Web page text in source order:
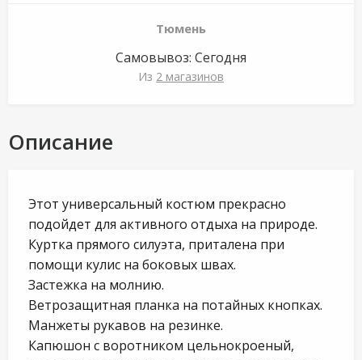
Тюмень
Самовывоз: Сегодня
Из 2 магазинов
Описание
Этот универсальный костюм прекрасно
подойдет для активного отдыха на природе.
Куртка прямого силуэта, приталена при
помощи кулис на боковых швах.
Застежка на молнию.
Ветрозащитная планка на потайных кнопках.
Манжеты рукавов на резинке.
Капюшон с воротником цельнокроеный,